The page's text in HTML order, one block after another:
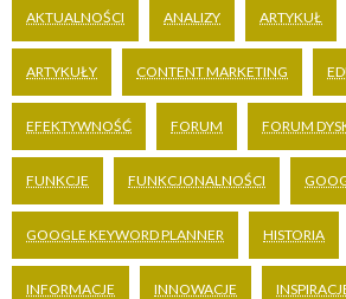
AKTUALNOŚCI ANALIZY ARTYKUŁ
ARTYKUŁY CONTENT MARKETING
EFEKTYWNOŚĆ FORUM FORUM
FUNKCJE FUNKCJONALNOŚCI
GOOGLE KEYWORD PLANNER HISTORIA
INFORMACJE INNOWACJE